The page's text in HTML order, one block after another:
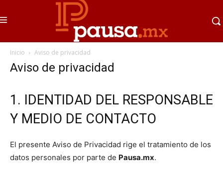
Inicio Aviso de privacidad
Aviso de privacidad
1. IDENTIDAD DEL RESPONSABLE
Y MEDIO DE CONTACTO
El presente Aviso de Privacidad rige el tratamiento de los
datos personales por parte de Pausa.mx.